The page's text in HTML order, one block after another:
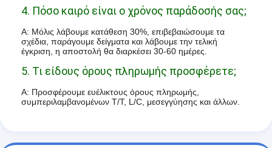
4. Πόσο καιρό είναι ο χρόνος παράδοσής σας;
Α: Μόλις λάβουμε κατάθεση 30%, επιβεβαιώσουμε τα
σχέδια, παράγουμε δείγματα και λάβουμε την τελική
έγκριση, η αποστολή θα διαρκέσει 30-60 ημέρες.
5. Τι είδους όρους πληρωμής προσφέρετε;
Α: Προσφέρουμε ευέλικτους όρους πληρωμής,
συμπεριλαμβανομένων T/T, L/C, μεσεγγύησης και άλλων.